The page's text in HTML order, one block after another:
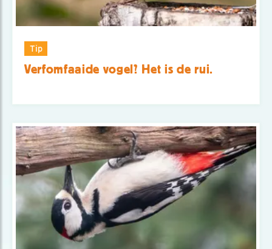
Tip
Verfomfaaide vogel? Het is de rui.